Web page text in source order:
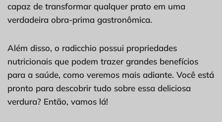
capaz de transformar qualquer prato em uma
verdadeira obra-prima gastronômica.
Além disso, o radicchio possui propriedades
nutricionais que podem trazer grandes benefícios
para a saúde, como veremos mais adiante. Você está
pronto para descobrir tudo sobre essa deliciosa
verdura? Então, vamos lá!